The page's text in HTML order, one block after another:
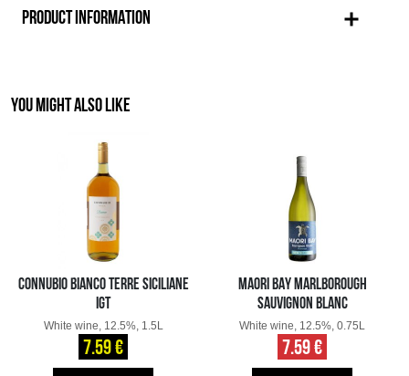
PRODUCT INFORMATION
YOU MIGHT ALSO LIKE
CONNUBIO BIANCO TERRE SICILIANE
IGT
White wine, 12.5%, 1.5L
7.59 €
MAORI BAY MARLBOROUGH
SAUVIGNON BLANC
White wine, 12.5%, 0.75L
7.59 €